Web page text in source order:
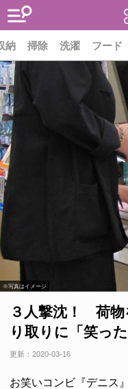
納 掃除 洗濯 フード
※写真はイメージ
３人撃沈！ 荷物
り取りに「笑っ
更新： 2020-03-16
お笑いコンビ『デニス